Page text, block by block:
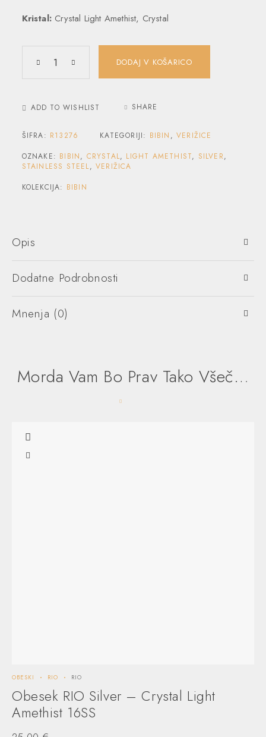
Kristal: Crystal Light Amethist, Crystal
DODAJ V KOŠARICO
ADD TO WISHLIST SHARE
ŠIFRA: R13276 KATEGORIJI: BIBIN , VERIŽICE
OZNAKE: BIBIN, CRYSTAL, LIGHT AMETHIST, SILVER,
STAINLESS STEEL, VERIŽICA
KOLEKCIJA: BIBIN
Opis
Dodatne Podrobnosti
Mnenja (0)
Morda Vam Bo Prav Tako Všeč…
OBESKI RIO RIO
Obesek RIO Silver – Crystal Light
Amethist 16SS